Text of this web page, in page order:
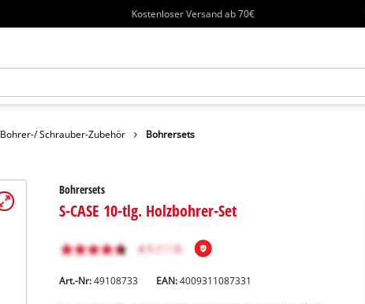
Kostenloser Versand ab 70€
Bohrer-/ Schrauber-Zubehör Bohrersets
Bohrersets
S-CASE 10-tlg. Holzbohrer-Set
Art.-Nr:49108733 EAN:4009311087331